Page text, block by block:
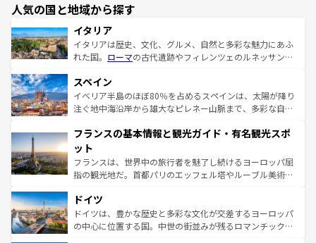
人気の国と地域から探す
イタリア
イタリアは歴史、文化、グルメ、自然と多彩な魅力にあふ
れた国。 ローマの古代遺跡やフィレンツェのルネッサンス
ろん、トスカーナの美しい田園風景やアマルフィ海岸の絶
景など、自然景観も見逃せない。観光の合間には、本場の
ピザやパスタなど、絶品のイタリア料理を堪能することも
ませてくれるイタリアで、忘れられない旅をしてみよう！
なお、新着のイタリア情報は
しい。
スペイン
イベリア半島のほぼ80％を占めるスペインは、太陽が降り
注ぐ地中海沿岸から雄大なピレネー山脈まで、多彩な自然
文化が根付くこの国では、情熱的なフラメンコ、熱気あふ
れる闘牛、そして美味しいタパスが生活の一部となってい
る。首都マドリードの洗練された雰囲気や、バルセロナの
アートに溢れた街角から、地方では古代ローマ遺跡や中世
せる。地方によって風土や気候が異なるスペインはその個
性で訪れる人を魅了する。 なお、新着のスペイン情報は コ
ンテンツ一覧を参照してほしい。
フランスの基本情報と観光ガイド・有名観光スポ
ット
フランスは、世界中の旅行者を魅了し続けるヨーロッパ屈
指の観光地だ。首都パリのエッフェル塔やルーブル美術館
で、幅広い魅力が詰まっている。華麗な宮殿、歴史的な大
聖堂、美しいビーチ、そして豊かな自然が、訪れる者を心
から魅了する。また、フランスは美食の国としても知ら
ドイツ
ドイツは、豊かな歴史と多彩な文化が交差するヨーロッパ
の中心に位置する国。中世の街並みが残るロマンチック街